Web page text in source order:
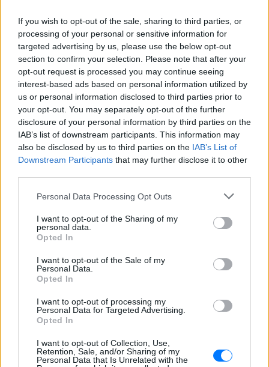
If you wish to opt-out of the sale, sharing to third parties, or
processing of your personal or sensitive information for
targeted advertising by us, please use the below opt-out
section to confirm your selection. Please note that after your
opt-out request is processed you may continue seeing
interest-based ads based on personal information utilized by
us or personal information disclosed to third parties prior to
your opt-out. You may separately opt-out of the further
disclosure of your personal information by third parties on the
IAB’s list of downstream participants. This information may
also be disclosed by us to third parties on the IAB’s List of
Downstream Participants that may further disclose it to other
Personal Data Processing Opt Outs
I want to opt-out of the Sharing of my
personal data.
Opted In
I want to opt-out of the Sale of my
Personal Data.
Opted In
I want to opt-out of processing my
Personal Data for Targeted Advertising.
Opted In
I want to opt-out of Collection, Use,
Retention, Sale, and/or Sharing of my
Personal Data that Is Unrelated with the
«Η οικογένεια που δημιούργησα με τη σύζυγό μου
είναι όλη μου η ζωή. Εργάζομαι αδιάλειπτα και
σκληρά για να προσφέρω στα 6 παιδιά μου,
αναγκασμένος να εργάζομαι το μεγαλύτερο μέρος
της ημέρας, χωρίς να παραπονεθώ ποτέ γι' αυτό.
Είμαστε μια δεμένη και αγαπημένη οικογένεια. Το
περιστατικό το οποίο ήρθε στη δημοσιότητα δεν
ήταν σε καμία περίπτωση ένας μόνιμος τρόπος
ζωής. Αναγκαστήκαμε να φιλοξενηθούμε για
μερικές ημέρες στο δώμα μέχρι να ολοκληρωθεί η
μετοίκησή μας στο νέο μας σπίτι» είπε στο Star, και
«Δυστυχώς, περιστατικά ασθένειας
μου ήταν αυτά τα οποία εκδηλώθηκαν ως
μεμονωμένο συμβάν, το οποίο δεν κατάφερε να
αντιμετωπίσει μόνη της η σύζυγός μου με 6 παιδιά
μέσα στο μικρό αυτό σπίτι. Ζητώ την εκδήλωση του
κοινωνικού προσώπου της πολιτείας και αντί για
ένα δριμύ κατηγορώ ας μας συνδράμει ως οφείλει
για να κρατήσουμε δεμένη την οικογένειά μας προς